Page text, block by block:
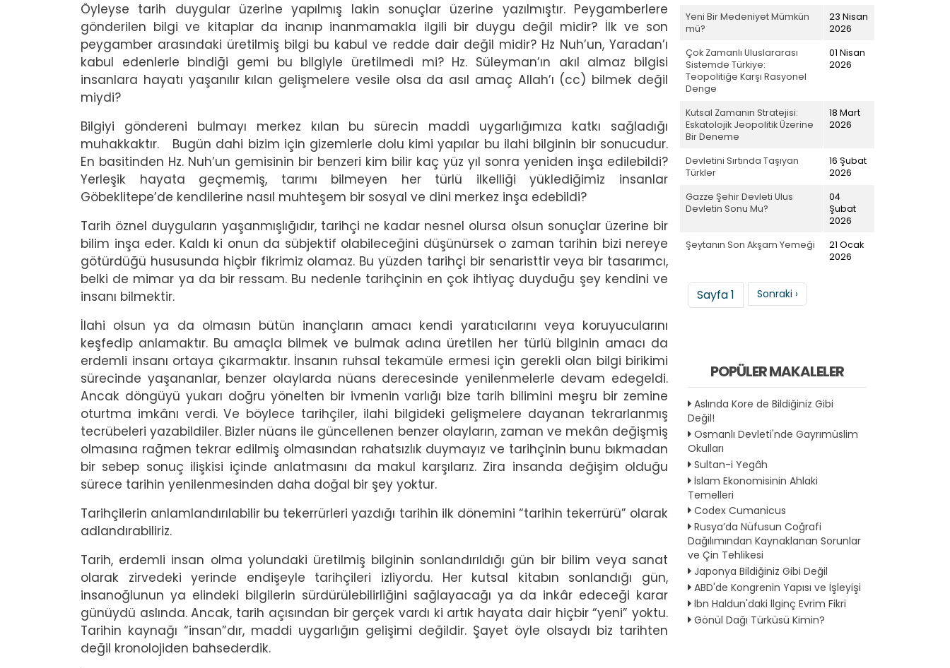
Öyleyse tarih duygular üzerine yapılmış lakin sonuçlar üzerine yazılmıştır. Peygamberlere
gönderilen bilgi ve kitaplar da inanıp inanmamakla ilgili bir duygu değil midir? İlk ve son
peygamber arasındaki üretilmiş bilgi bu kabul ve redde dair değil midir? Hz Nuh’un, Yaradan’ı
kabul edenlerle bindiği gemi bu bilgiyle üretilmedi mi? Hz. Süleyman’ın akıl almaz bilgisi
insanlara hayatı yaşanılır kılan gelişmelere vesile olsa da asıl amaç Allah’ı (cc) bilmek değil
miydi?
Bilgiyi göndereni bulmayı merkez kılan bu sürecin maddi uygarlığımıza katkı sağladığı
muhakkaktır. Bugün dahi bizim için gizemlerle dolu kimi yapılar bu ilahi bilginin bir sonucudur.
En basitinden Hz. Nuh’un gemisinin bir benzeri kim bilir kaç yüz yıl sonra yeniden inşa edilebildi?
Yerleşik hayata geçmemiş, tarımı bilmeyen her türlü ilkelliği yüklediğimiz insanlar
Göbeklitepe’de kendilerine nasıl muhteşem bir sosyal ve dini merkez inşa edebildi?
Tarih öznel duyguların yaşanmışlığıdır, tarihçi ne kadar nesnel olursa olsun sonuçlar üzerine bir
bilim inşa eder. Kaldı ki onun da sübjektif olabileceğini düşünürsek o zaman tarihin bizi nereye
götürdüğü hususunda hiçbir fikrimiz olamaz. Bu yüzden tarihçi bir senaristtir veya bir tasarımcı,
belki de mimar ya da bir ressam. Bu nedenle tarihçinin en çok ihtiyaç duyduğu şey kendini ve
insanı bilmektir.
İlahi olsun ya da olmasın bütün inançların amacı kendi yaratıcılarını veya koruyucularını
keşfedip anlamaktır. Bu amaçla bilmek ve bulmak adına üretilen her türlü bilginin amacı da
erdemli insanı ortaya çıkarmaktır. İnsanın ruhsal tekamüle ermesi için gerekli olan bilgi birikimi
sürecinde yaşananlar, benzer olaylarda nüans derecesinde yenilenmelerle devam edegeldi.
Ancak döngüyü yukarı doğru yönelten bir ivmenin varlığı bize tarih bilimini meşru bir zemine
oturtma imkânı verdi. Ve böylece tarihçiler, ilahi bilgideki gelişmelere dayanan tekrarlanmış
tecrübeleri yazabildiler. Bizler nüans ile güncellenen benzer olayların, zaman ve mekân değişmiş
olmasına rağmen tekrar edilmiş olmasından rahatsızlık duymayız ve tarihçinin bunu bıkmadan
bir sebep sonuç ilişkisi içinde anlatmasını da makul karşılarız. Zira insanda değişim olduğu
sürece tarihin yenilenmesinden daha doğal bir şey yoktur.
Tarihçilerin anlamlandırılabilir bu tekerrürleri yazdığı tarihin ilk dönemini “tarihin tekerrürü” olarak
adlandırabiliriz.
Tarih, erdemli insan olma yolundaki üretilmiş bilginin sonlandırıldığı gün bir bilim veya sanat
olarak zirvedeki yerinde endişeyle tarihçileri izliyordu. Her kutsal kitabın sonlandığı gün,
insanoğlunun ya elindeki bilgilerin sürdürülebilirliğini sağlayacağı ya da inkâr edeceği karar
günüydü aslında. Ancak, tarih açısından bir gerçek vardı ki artık hayata dair hiçbir “yeni” yoktu.
Tarihin kaynağı “insan”dır, maddi uygarlığın gelişimi değildir. Şayet öyle olsaydı biz tarihten
değil kronolojiden bahsederdik.
Yeni Bir Medeniyet Mümkün
mü?
23 Nisan
2026
Çok Zamanlı Uluslararası
Sistemde Türkiye:
Teopolitiğe Karşı Rasyonel
Denge
01 Nisan
2026
Kutsal Zamanın Stratejisi:
Eskatolojik Jeopolitik Üzerine
Bir Deneme
18 Mart
2026
Devletini Sırtında Taşıyan
Türkler
16 Şubat
2026
Gazze Şehir Devleti Ulus
Devletin Sonu Mu?
04
Şubat
2026
Şeytanın Son Akşam Yemeği
21 Ocak
2026
Sayfalama
Sayfa 1 Sonraki sayfa
Sonraki ›
POPÜLER MAKALELER
Aslında Kore de Bildiğiniz Gibi
Değil!
Osmanlı Devleti'nde Gayrımüslim
Okulları
Sultan-i Yegâh
İslam Ekonomisinin Ahlaki
Temelleri
Codex Cumanicus
Rusya’da Nüfusun Coğrafi
Dağılımından Kaynaklanan Sorunlar
ve Çin Tehlikesi
Japonya Bildiğiniz Gibi Değil
ABD'de Kongrenin Yapısı ve İşleyişi
İbn Haldun'daki İlginç Evrim Fikri
Gönül Dağı Türküsü Kimin?